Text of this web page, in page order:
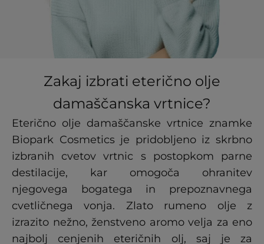
Zakaj izbrati eterično olje
damaščanska vrtnice?
Eterično olje damaščanske vrtnice znamke
Biopark Cosmetics je pridobljeno iz skrbno
izbranih cvetov vrtnic s postopkom parne
destilacije, kar omogoča ohranitev
njegovega bogatega in prepoznavnega
cvetličnega vonja. Zlato rumeno olje z
izrazito nežno, ženstveno aromo velja za eno
najbolj cenjenih eteričnih olj, saj je za